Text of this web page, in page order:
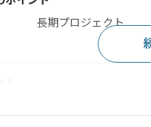
長期プロジェクト
ーフォール型の開発経験